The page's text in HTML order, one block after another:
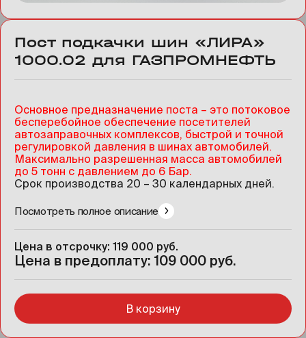
Пост подкачки шин «ЛИРА»
1000.02 для ГАЗПРОМНЕФТЬ
Основное предназначение поста – это потоковое
бесперебойное обеспечение посетителей
автозаправочных комплексов, быстрой и точной
регулировкой давления в шинах автомобилей.
Максимально разрешенная масса автомобилей
до 5 тонн с давлением до 6 Бар.
Срок производства 20 – 30 календарных дней.
Посмотреть полное описание
Цена в отсрочку: 119 000 руб.
Цена в предоплату: 109 000 руб.
В корзину